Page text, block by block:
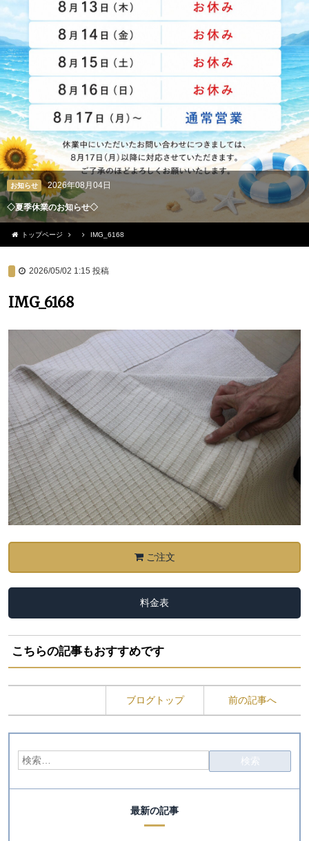
お知らせ 2026年08月04日
◇夏季休業のお知らせ◇
トップページ IMG_6168
2026/05/02 1:15 投稿
IMG_6168
ご注文
料金表
こちらの記事もおすすめです
ブログトップ 前の記事へ
最新の記事